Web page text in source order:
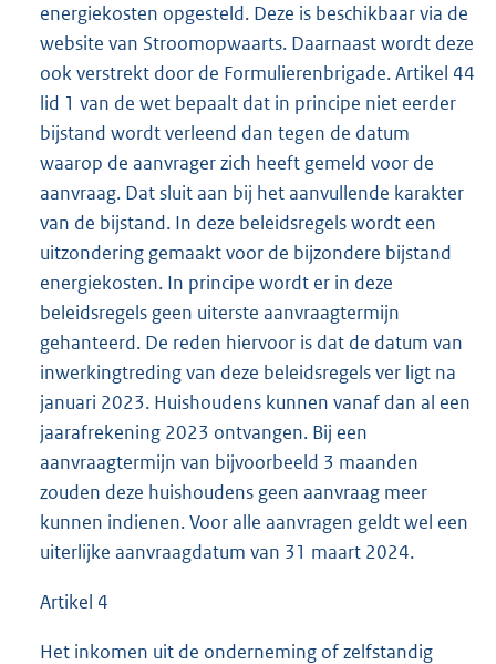
energiekosten opgesteld. Deze is beschikbaar via de
website van Stroomopwaarts. Daarnaast wordt deze
ook verstrekt door de Formulierenbrigade. Artikel 44
lid 1 van de wet bepaalt dat in principe niet eerder
bijstand wordt verleend dan tegen de datum
waarop de aanvrager zich heeft gemeld voor de
aanvraag. Dat sluit aan bij het aanvullende karakter
van de bijstand. In deze beleidsregels wordt een
uitzondering gemaakt voor de bijzondere bijstand
energiekosten. In principe wordt er in deze
beleidsregels geen uiterste aanvraagtermijn
gehanteerd. De reden hiervoor is dat de datum van
inwerkingtreding van deze beleidsregels ver ligt na
januari 2023. Huishoudens kunnen vanaf dan al een
jaarafrekening 2023 ontvangen. Bij een
aanvraagtermijn van bijvoorbeeld 3 maanden
zouden deze huishoudens geen aanvraag meer
kunnen indienen. Voor alle aanvragen geldt wel een
uiterlijke aanvraagdatum van 31 maart 2024.
Artikel 4
Het inkomen uit de onderneming of zelfstandig